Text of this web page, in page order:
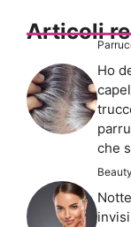
Articoli
Ho
che
Beauty